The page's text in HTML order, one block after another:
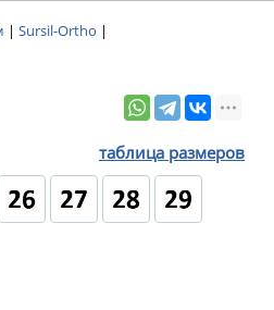
| Sursil-Ortho |
таблица размеров